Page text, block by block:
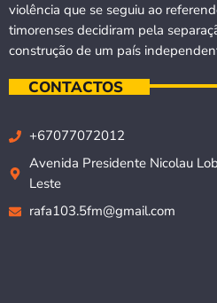
violência que se seguiu ao
timorenses decidiram pela
construção de um país
CONTACTOS
+67077072012
Avenida Presidente Nicolau
Leste
rafa103.5fm@gmail.com